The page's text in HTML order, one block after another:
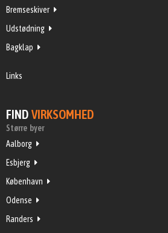
Bremseskiver
Udstødning
Bagklap
Links
FIND VIRKSOMHED
Større byer
Aalborg
Esbjerg
København
Odense
Randers